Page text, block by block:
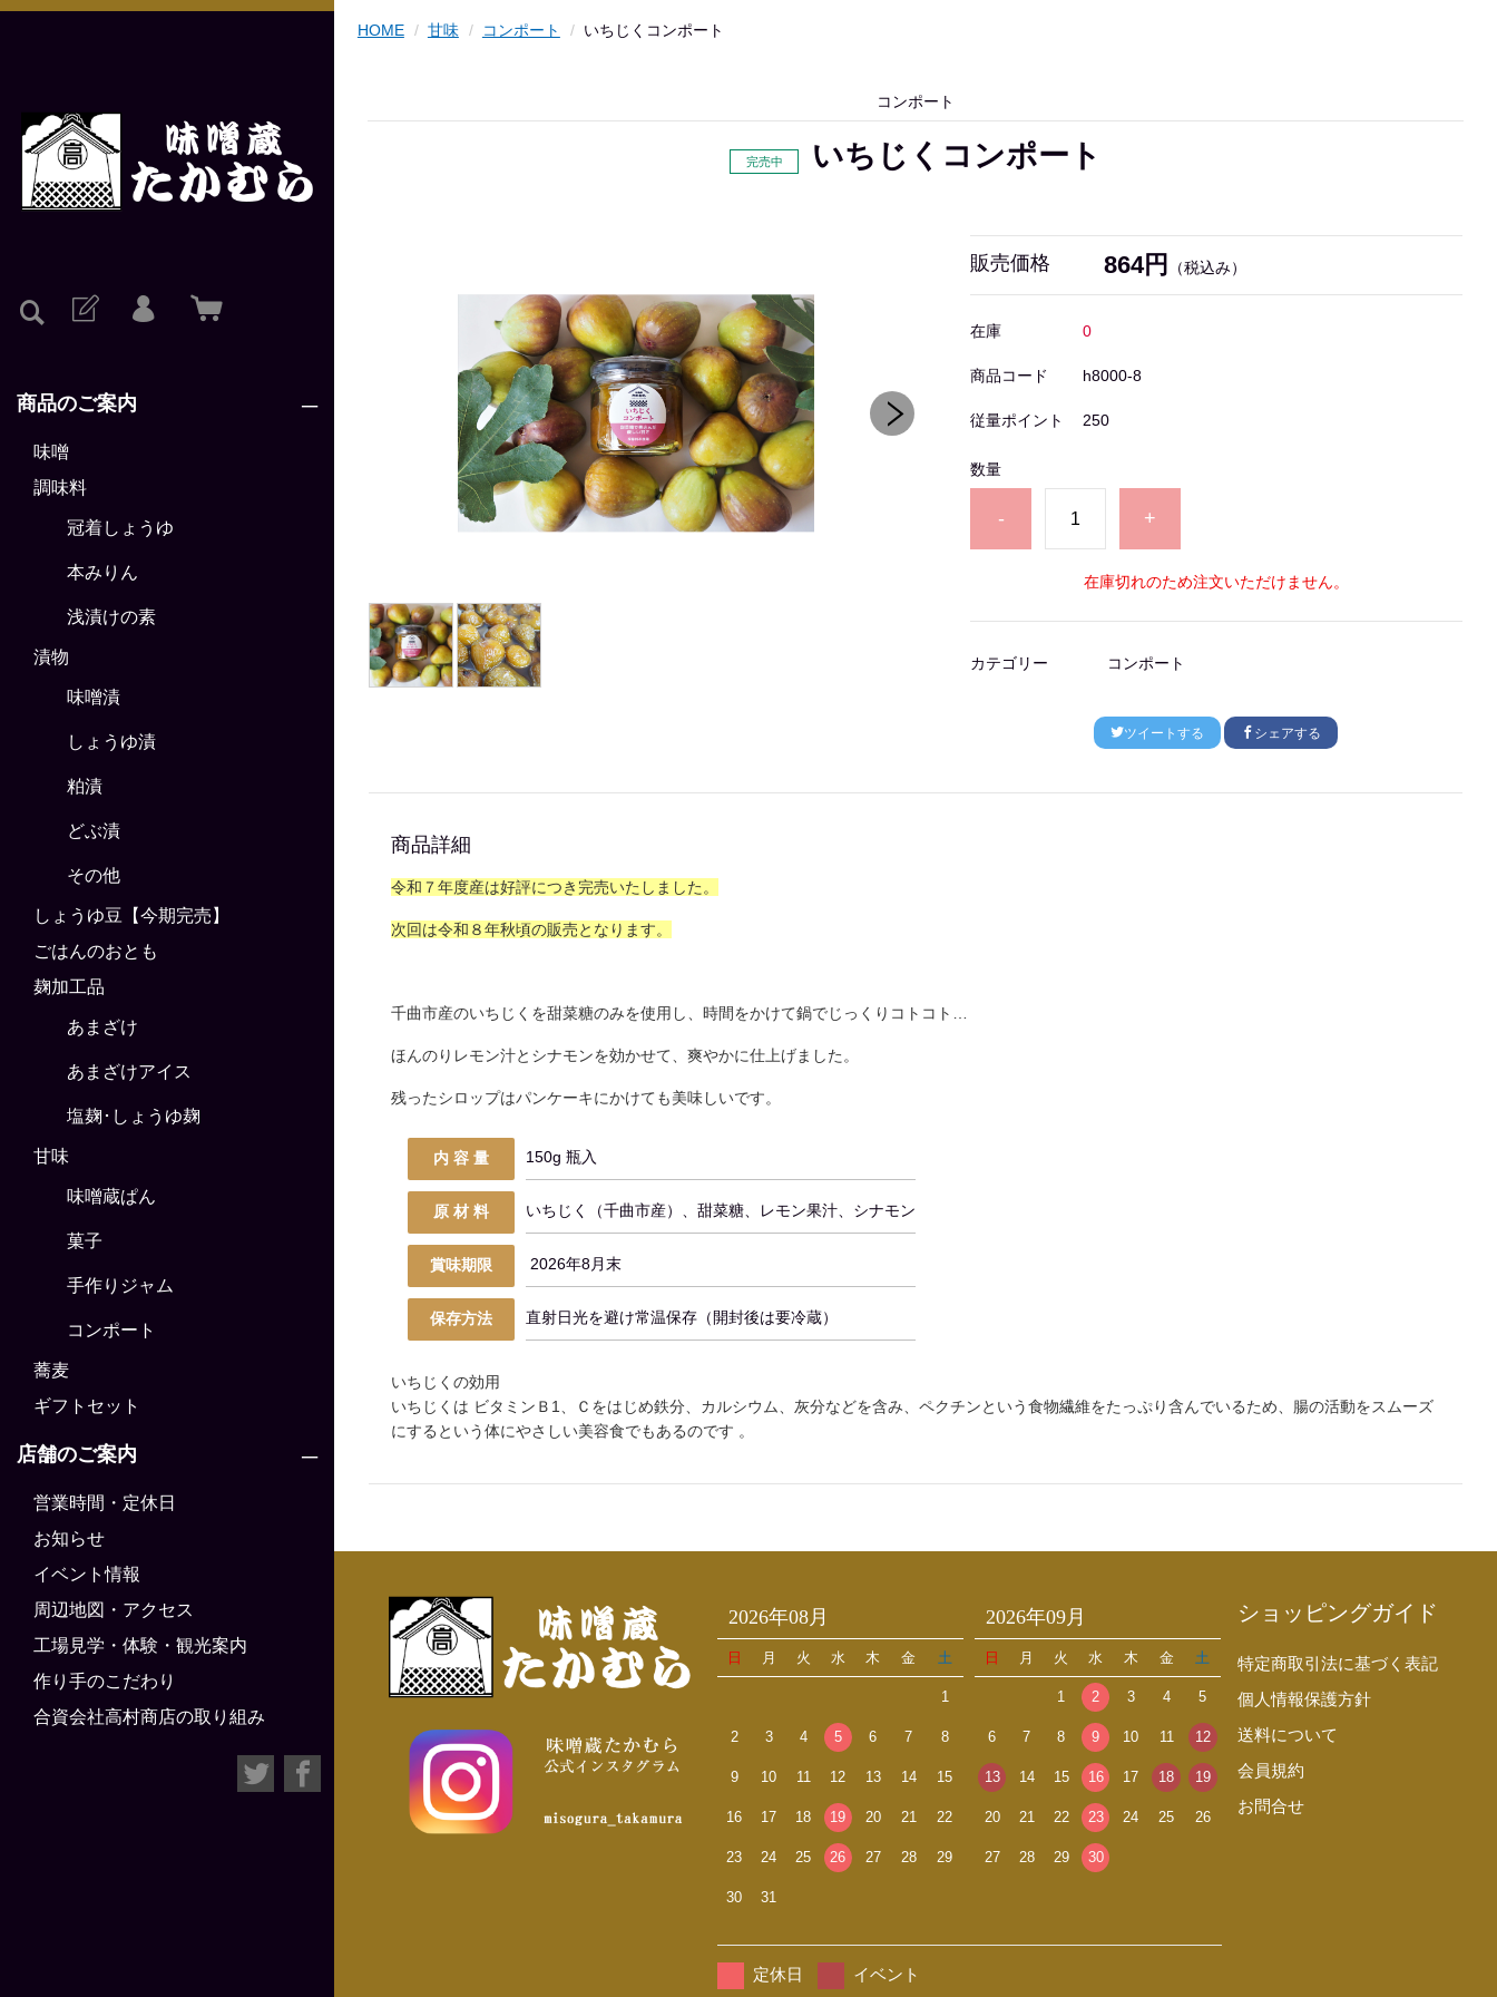
商品のご案内
味噌
調味料
冠着しょうゆ
本みりん
浅漬けの素
漬物
味噌漬
しょうゆ漬
粕漬
どぶ漬
その他
しょうゆ豆【今期完売】
ごはんのおとも
麹加工品
あまざけ
あまざけアイス
塩麹･しょうゆ麹
甘味
味噌蔵ぱん
菓子
手作りジャム
コンポート
蕎麦
ギフトセット
店舗のご案内
営業時間・定休日
お知らせ
イベント情報
周辺地図・アクセス
工場見学・体験・観光案内
作り手のこだわり
合資会社高村商店の取り組み
HOME 甘味 コンポート いちじくコンポート
コンポート
いちじくコンポート
販売価格 864円 （税込み）
在庫 0
商品コード h8000-8
従量ポイント 250
数量
- +
在庫切れのため注文いただけません。
カテゴリー コンポート
ツイートする シェアする
商品詳細
令和７年度産は好評につき完売いたしました。
次回は令和８年秋頃の販売となります。
千曲市産のいちじくを甜菜糖のみを使用し、時間をかけて鍋でじっくりコトコト…
ほんのりレモン汁とシナモンを効かせて、爽やかに仕上げました。
残ったシロップはパンケーキにかけても美味しいです。
内 容 量 150g 瓶入
原 材 料 いちじく（千曲市産）、甜菜糖、レモン果汁、シナモン
賞味期限 2026年8月末
保存方法 直射日光を避け常温保存（開封後は要冷蔵）
いちじくの効用
いちじくは ビタミンＢ1、Ｃをはじめ鉄分、カルシウム、灰分などを含み、ペクチンという食物繊維をたっぷり含んでいるため、腸の活動をスムーズ
にするという体にやさしい美容食でもあるのです 。
2026年08月
日 月 火 水 木 金 土
1
2 3 4 5 6 7 8
9 10 11 12 13 14 15
16 17 18 19 20 21 22
23 24 25 26 27 28 29
30 31
2026年09月
日 月 火 水 木 金 土
1 2 3 4 5
6 7 8 9 10 11 12
13 14 15 16 17 18 19
20 21 22 23 24 25 26
27 28 29 30
定休日 イベント
ショッピングガイド
特定商取引法に基づく表記
個人情報保護方針
送料について
会員規約
お問合せ